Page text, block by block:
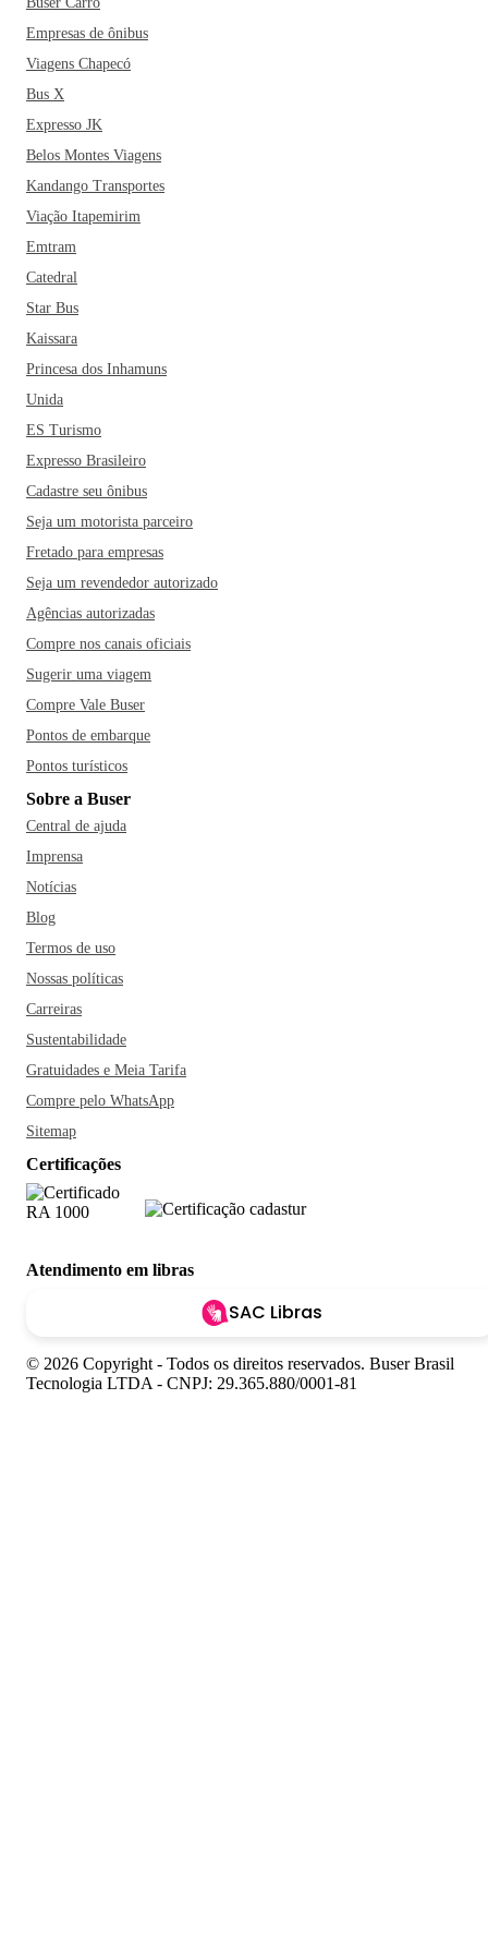
Quintal da Tomy, a Pizzaria San Felipe, a Pizzaria Veritá e o
Cedro do Líbano! Ah, e não precisa se preocupar com
hospedagem, Assis conta com bons hotéis espalhados pela
cidade.
Empresas de ônibus
Viagens Chapecó
Bus X
Expresso JK
Belos Montes Viagens
Kandango Transportes
Viação Itapemirim
Emtram
Catedral
Star Bus
Kaissara
Princesa dos Inhamuns
Unida
ES Turismo
Expresso Brasileiro
Cadastre seu ônibus
Seja um motorista parceiro
Fretado para empresas
Seja um revendedor autorizado
Agências autorizadas
Compre nos canais oficiais
Sugerir uma viagem
Compre Vale Buser
Pontos de embarque
Pontos turísticos
Sobre a Buser
Central de ajuda
Imprensa
Notícias
Blog
Termos de uso
Nossas políticas
Carreiras
Sustentabilidade
Gratuidades e Meia Tarifa
Compre pelo WhatsApp
Sitemap
Certificações
Atendimento em libras
SAC Libras
© 2026 Copyright - Todos os direitos reservados. Buser Brasil
Tecnologia LTDA - CNPJ: 29.365.880/0001-81